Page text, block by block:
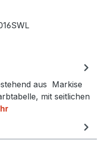
aus Markise
mit seitlichen